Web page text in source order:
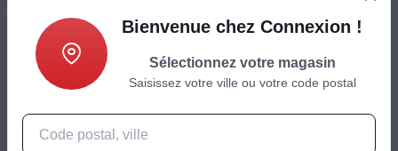
Plaque de cuisson gaz
Bienvenue chez Connexion !
Sélectionnez votre magasin
Saisissez votre ville ou votre code postal